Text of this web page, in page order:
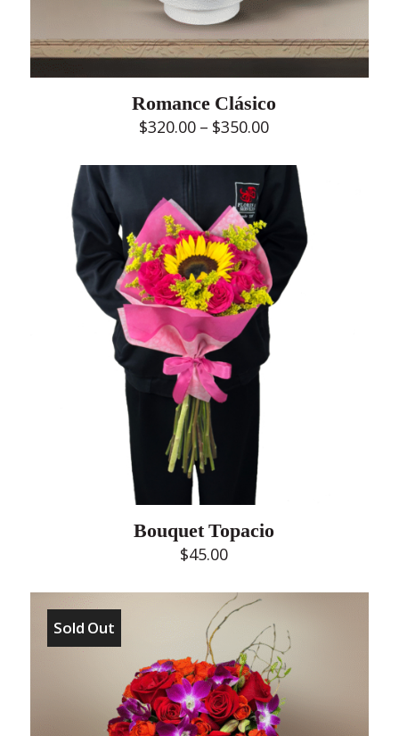
Romance Clásico
$320.00 – $350.00Price
$320.00
through
$350.00
Bouquet Topacio
$45.00
Sold Out